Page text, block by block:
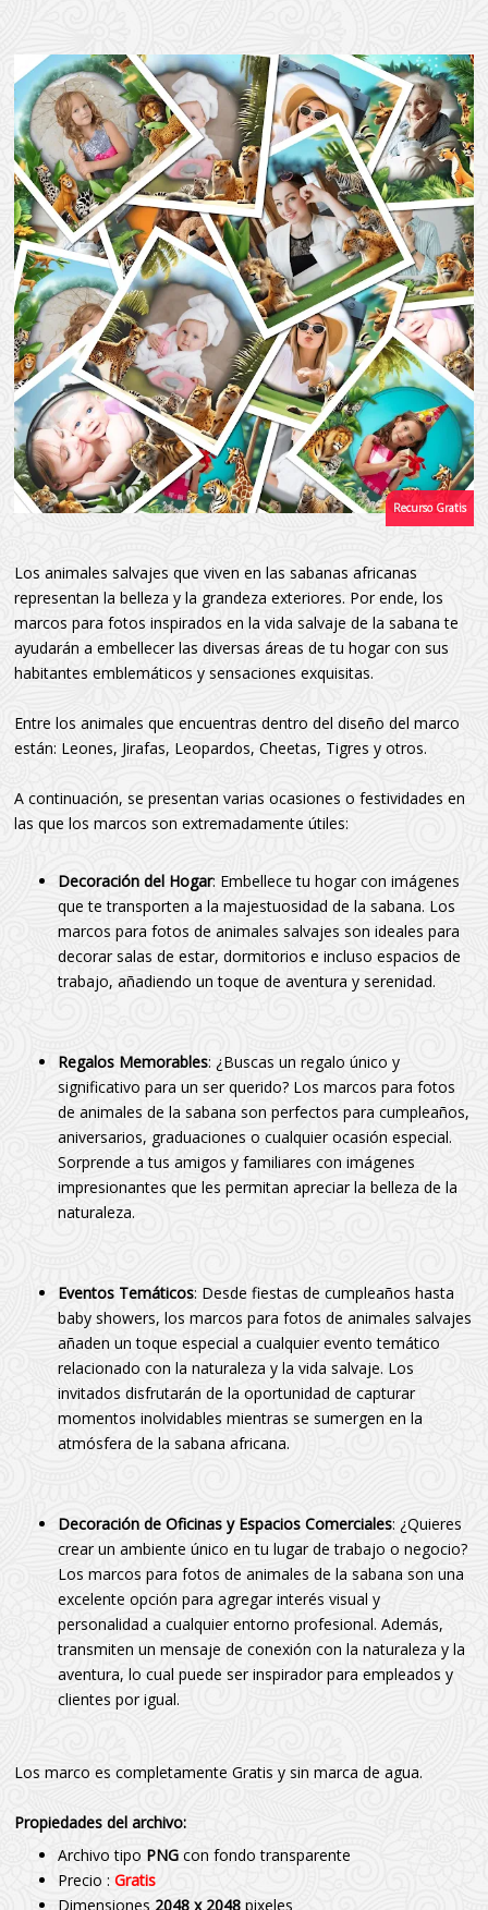
Los animales salvajes que viven en las sabanas africanas
representan la belleza y la grandeza exteriores. Por ende, los
marcos para fotos inspirados en la vida salvaje de la sabana te
ayudarán a embellecer las diversas áreas de tu hogar con sus
habitantes emblemáticos y sensaciones exquisitas.
Entre los animales que encuentras dentro del diseño del marco
están: Leones, Jirafas, Leopardos, Cheetas, Tigres y otros.
A continuación, se presentan varias ocasiones o festividades en
las que los marcos son extremadamente útiles:
Decoración del Hogar: Embellece tu hogar con imágenes
que te transporten a la majestuosidad de la sabana. Los
marcos para fotos de animales salvajes son ideales para
decorar salas de estar, dormitorios e incluso espacios de
trabajo, añadiendo un toque de aventura y serenidad.
Regalos Memorables: ¿Buscas un regalo único y
significativo para un ser querido? Los marcos para fotos
de animales de la sabana son perfectos para cumpleaños,
aniversarios, graduaciones o cualquier ocasión especial.
Sorprende a tus amigos y familiares con imágenes
impresionantes que les permitan apreciar la belleza de la
naturaleza.
Eventos Temáticos: Desde fiestas de cumpleaños hasta
baby showers, los marcos para fotos de animales salvajes
añaden un toque especial a cualquier evento temático
relacionado con la naturaleza y la vida salvaje. Los
invitados disfrutarán de la oportunidad de capturar
momentos inolvidables mientras se sumergen en la
atmósfera de la sabana africana.
Decoración de Oficinas y Espacios Comerciales: ¿Quieres
crear un ambiente único en tu lugar de trabajo o negocio?
Los marcos para fotos de animales de la sabana son una
excelente opción para agregar interés visual y
personalidad a cualquier entorno profesional. Además,
transmiten un mensaje de conexión con la naturaleza y la
aventura, lo cual puede ser inspirador para empleados y
clientes por igual.
Los marco es completamente Gratis y sin marca de agua.
Propiedades del archivo:
Archivo tipo PNG con fondo transparente
Precio :Gratis
Dimensiones 2048 x 2048 pixeles